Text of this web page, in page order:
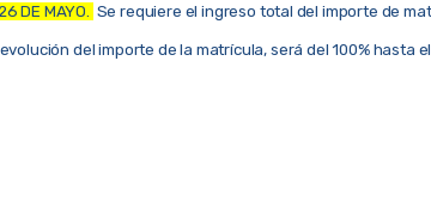
DE MAYO. Se requiere el ingreso total del importe de
del importe de la matrícula, será del 100% hasta